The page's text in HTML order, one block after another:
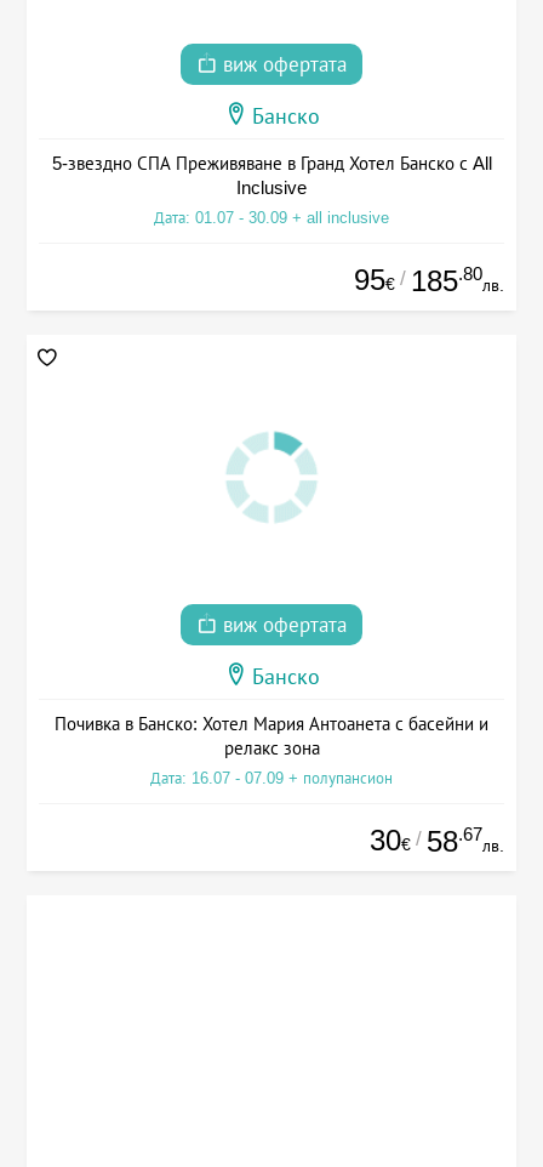
виж офертата
Банско
5-звездно СПА Преживяване в Гранд Хотел Банско с All
Inclusive
Дата: 01.07 - 30.09 + all inclusive
95€ / 185.80
лв.
виж офертата
Банско
Почивка в Банско: Хотел Мария Антоанета с басейни и
релакс зона
Дата: 16.07 - 07.09 + полупансион
30€ / 58.67
лв.